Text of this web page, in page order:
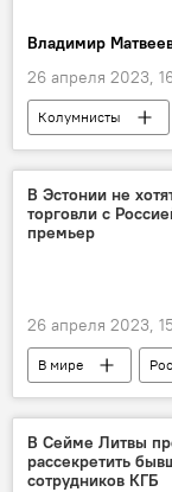
Владимир
26 апреля 2023,
Колумнисты
Россия
В Эстонии не
торговли с
премьер
26 апреля 2023,
В мире
Санкции против
санкции против
Экономика
В Сейме Литвы
рассекретить
сотрудников КГБ